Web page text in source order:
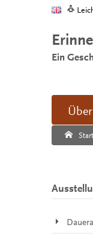
Ein
Suche:
Suche Ende.